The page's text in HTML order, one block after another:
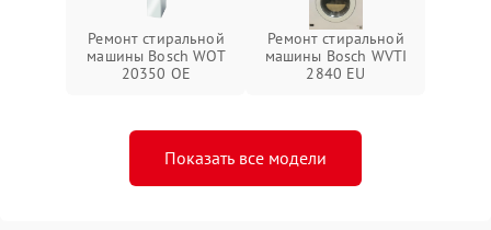
Ремонт стиральной
машины Bosch WOT
20350 OE
Ремонт стиральной
машины Bosch WVTI
2840 EU
Показать все модели